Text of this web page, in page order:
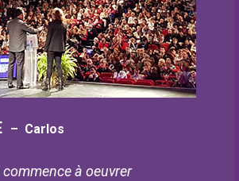
– Carlos
commence à oeuvrer